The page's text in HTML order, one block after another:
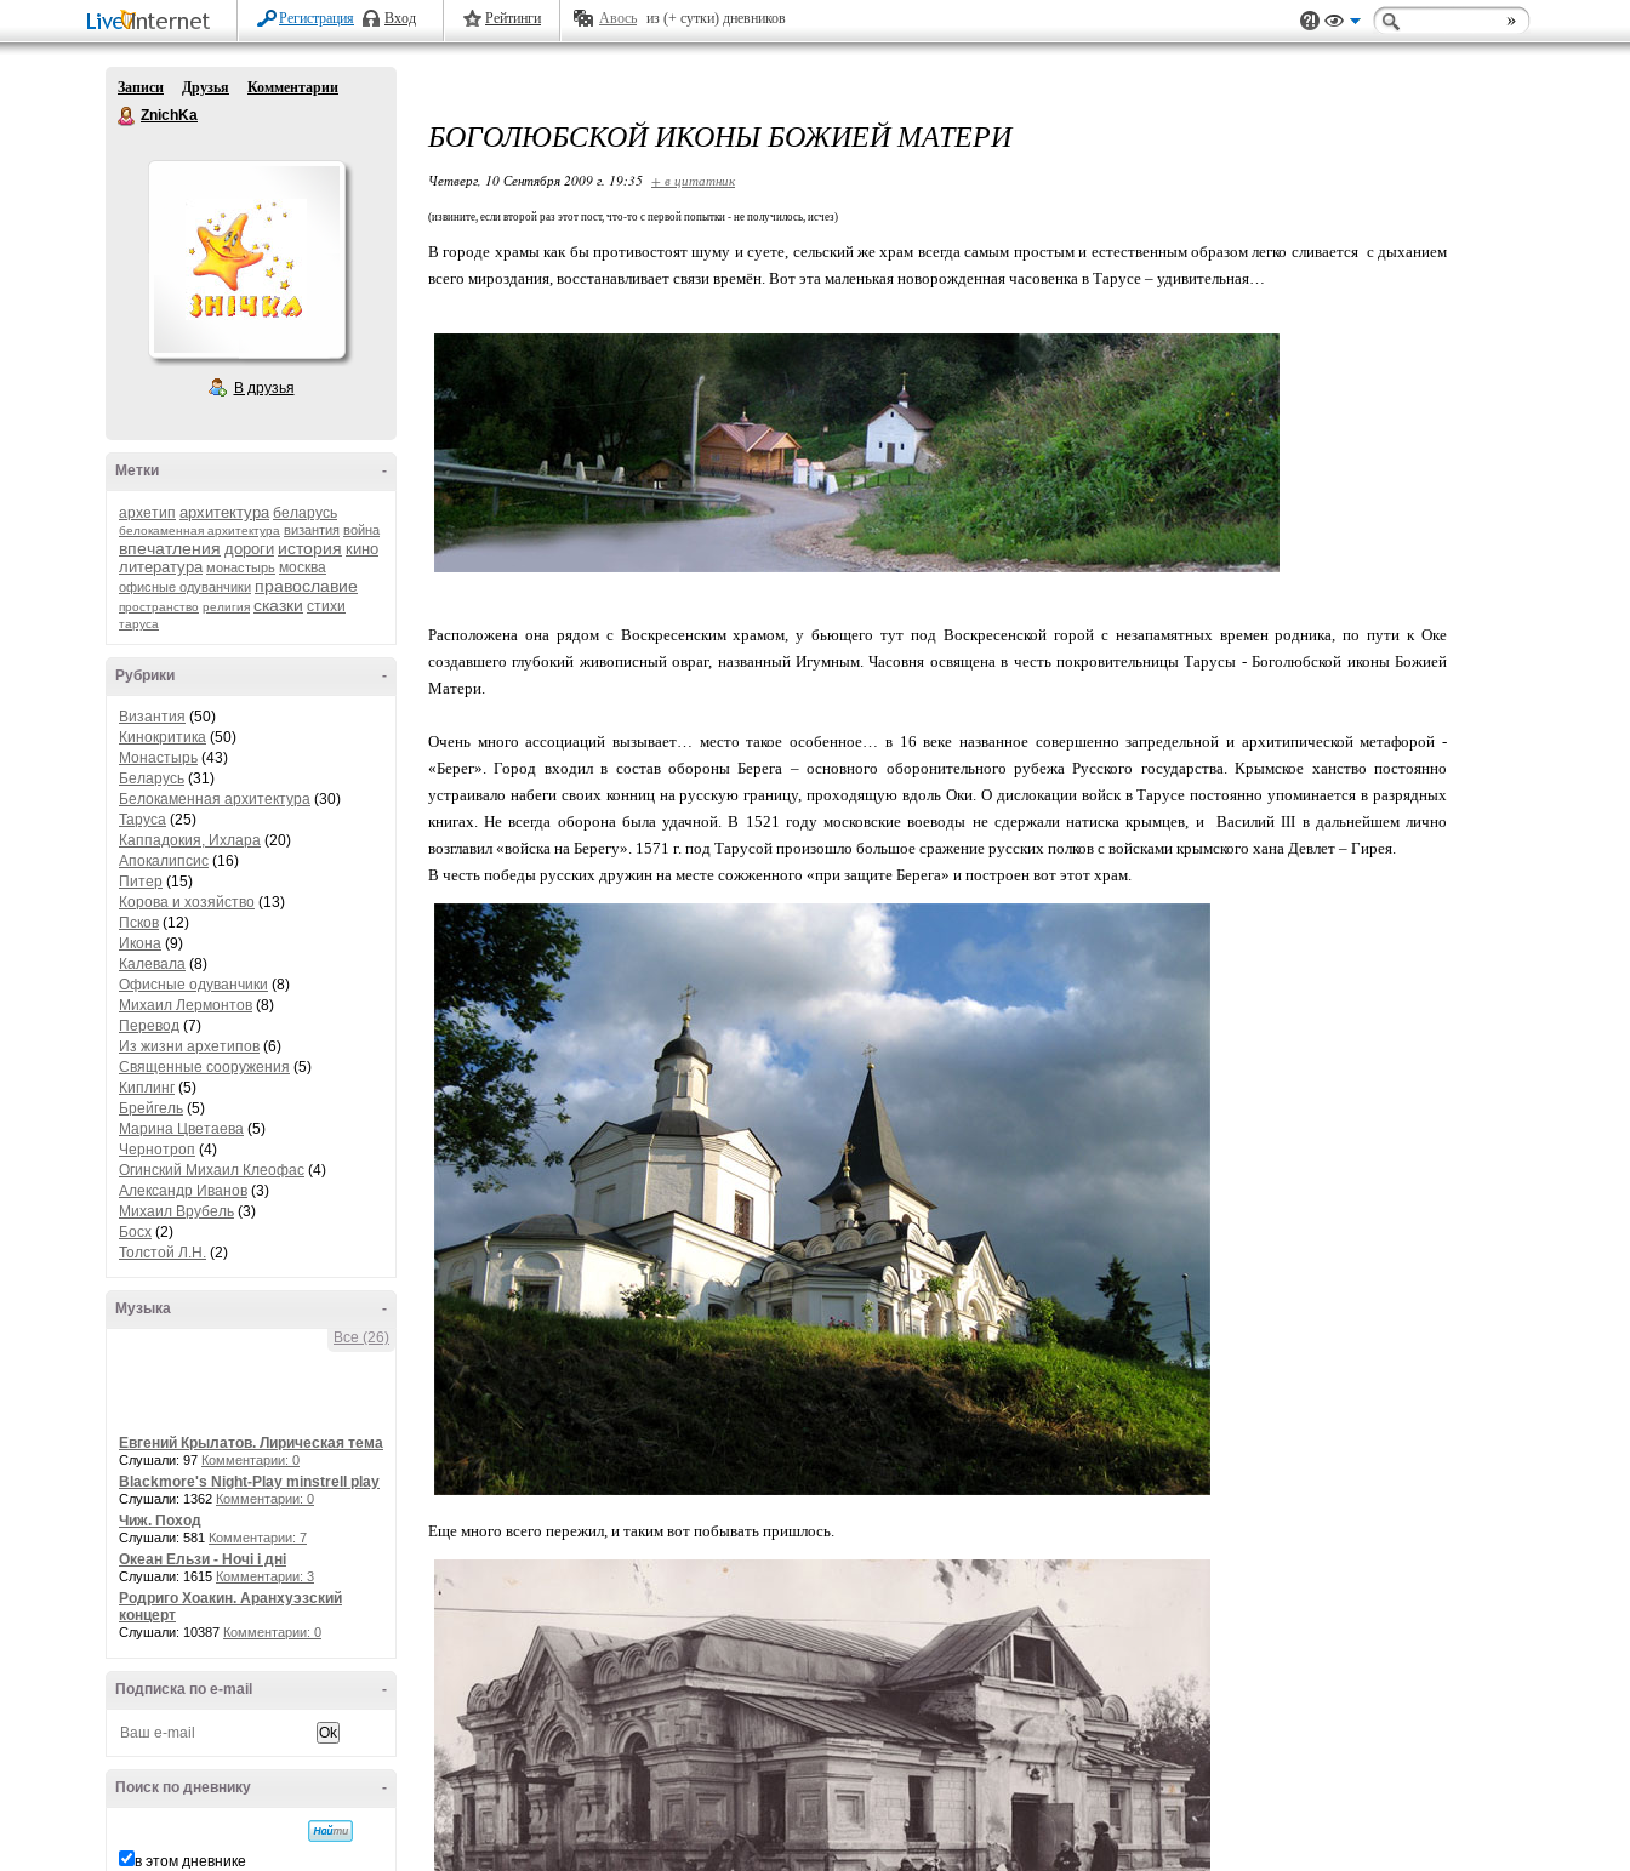
Регистрация Вход Рейтинги Авось из (+ сутки) дневников
Записи Друзья
Комментарии
ZnichKa
В друзья
-
Метки
архетип архитектура беларусь
белокаменная архитектура византия война
впечатления дороги история кино
литература монастырь москва
офисные одуванчики православие
пространство религия сказки стихи
таруса
-
Рубрики
Византия (50)
Кинокритика (50)
Монастырь (43)
Беларусь (31)
Белокаменная архитектура (30)
Таруса (25)
Каппадокия, Ихлара (20)
Апокалипсис (16)
Питер (15)
Корова и хозяйство (13)
Псков (12)
Икона (9)
Калевала (8)
Офисные одуванчики (8)
Михаил Лермонтов (8)
Перевод (7)
Из жизни архетипов (6)
Священные сооружения (5)
Киплинг (5)
Брейгель (5)
Марина Цветаева (5)
Чернотроп (4)
Огинский Михаил Клеофас (4)
Александр Иванов (3)
Михаил Врубель (3)
Босх (2)
Толстой Л.Н. (2)
-
Музыка
Все (26)
Евгений Крылатов. Лирическая тема
Слушали: 97 Комментарии: 0
Blackmore's Night-Play minstrell play
Слушали: 1362 Комментарии: 0
Чиж. Поход
Слушали: 581 Комментарии: 7
Океан Ельзи - Ночі і дні
Слушали: 1615 Комментарии: 3
Родриго Хоакин. Аранхуэзский
концерт
Слушали: 10387 Комментарии: 0
-
Подписка по e-mail
-
Поиск по дневнику
в этом дневнике
БОГОЛЮБСКОЙ ИКОНЫ БОЖИЕЙ МАТЕРИ
Четверг, 10 Сентября 2009 г. 19:35 + в цитатник
(извините, если второй раз этот пост, что-то с первой попытки - не получилось, исчез)
В городе храмы как бы противостоят шуму и суете, сельский же храм всегда самым простым и естественным образом легко сливается с дыханием
всего мироздания, восстанавливает связи времён. Вот эта маленькая новорожденная часовенка в Тарусе – удивительная…
Расположена она рядом с Воскресенским храмом, у бьющего тут под Воскресенской горой с незапамятных времен родника, по пути к Оке
создавшего глубокий живописный овраг, названный Игумным. Часовня освящена в честь покровительницы Тарусы - Боголюбской иконы Божией
Матери.
Очень много ассоциаций вызывает… место такое особенное… в 16 веке названное совершенно запредельной и архитипической метафорой -
«Берег». Город входил в состав обороны Берега – основного оборонительного рубежа Русского государства. Крымское ханство постоянно
устраивало набеги своих конниц на русскую границу, проходящую вдоль Оки. О дислокации войск в Тарусе постоянно упоминается в разрядных
книгах. Не всегда оборона была удачной. В 1521 году московские воеводы не сдержали натиска крымцев, и Василий III в дальнейшем лично
возглавил «войска на Берегу». 1571 г. под Тарусой произошло большое сражение русских полков с войсками крымского хана Девлет – Гирея.
В честь победы русских дружин на месте сожженного «при защите Берега» и построен вот этот храм.
Еще много всего пережил, и таким вот побывать пришлось.